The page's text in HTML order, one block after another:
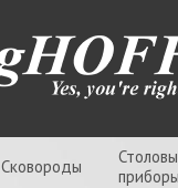
Сковороды
приборы